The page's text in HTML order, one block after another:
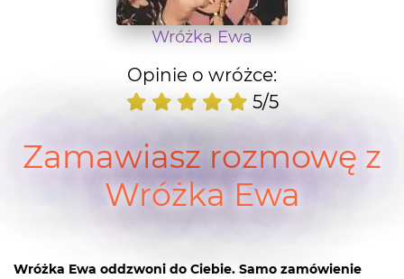
Wróżka Ewa
Opinie o wróżce:
5/5
Zamawiasz rozmowę z
Wróżka Ewa
Wróżka Ewa oddzwoni do Ciebie. Samo zamówienie